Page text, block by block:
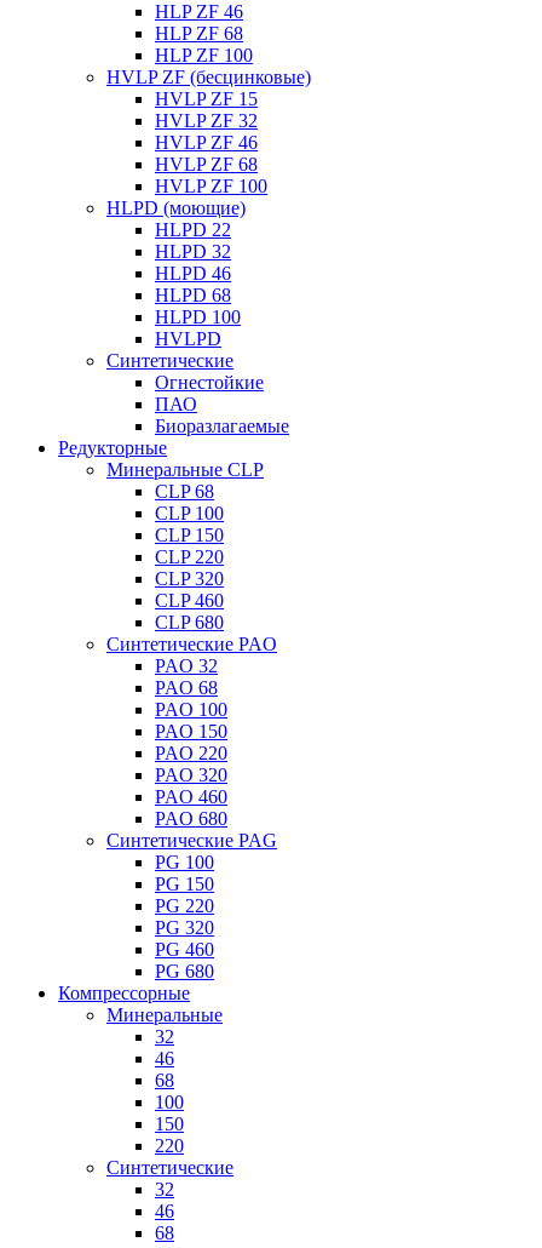
HLP ZF 46
HLP ZF 68
HLP ZF 100
HVLP ZF (бесцинковые)
HVLP ZF 15
HVLP ZF 32
HVLP ZF 46
HVLP ZF 68
HVLP ZF 100
HLPD (моющие)
HLPD 22
HLPD 32
HLPD 46
HLPD 68
HLPD 100
HVLPD
Синтетические
Огнестойкие
ПАО
Биоразлагаемые
Редукторные
Минеральные CLP
CLP 68
CLP 100
CLP 150
CLP 220
CLP 320
CLP 460
CLP 680
Синтетические PAO
PAO 32
PAO 68
PAO 100
PAO 150
PAO 220
PAO 320
PAO 460
PAO 680
Синтетические PAG
PG 100
PG 150
PG 220
PG 320
PG 460
PG 680
Компрессорные
Минеральные
32
46
68
100
150
220
Синтетические
32
46
68